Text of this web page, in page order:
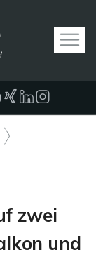
zwei
und